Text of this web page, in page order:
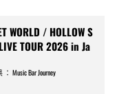
WORLD / HOLLOW S
TOUR 2026 in Ja
：Music Bar Journey